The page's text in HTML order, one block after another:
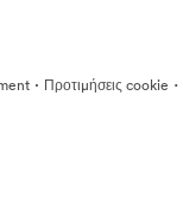
· Προτιμήσεις cookie ·